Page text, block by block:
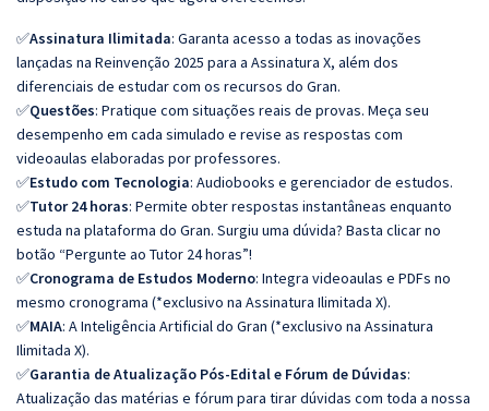
✅Assinatura Ilimitada: Garanta acesso a todas as inovações
lançadas na Reinvenção 2025 para a Assinatura X, além dos
diferenciais de estudar com os recursos do Gran.
✅Questões: Pratique com situações reais de provas. Meça seu
desempenho em cada simulado e revise as respostas com
videoaulas elaboradas por professores.
✅Estudo com Tecnologia: Audiobooks e gerenciador de estudos.
✅Tutor 24 horas: Permite obter respostas instantâneas enquanto
estuda na plataforma do Gran. Surgiu uma dúvida? Basta clicar no
botão “Pergunte ao Tutor 24 horas”!
✅Cronograma de Estudos Moderno: Integra videoaulas e PDFs no
mesmo cronograma (*exclusivo na Assinatura Ilimitada X).
✅MAIA: A Inteligência Artificial do Gran (*exclusivo na Assinatura
Ilimitada X).
✅Garantia de Atualização Pós-Edital e Fórum de Dúvidas:
Atualização das matérias e fórum para tirar dúvidas com toda a nossa